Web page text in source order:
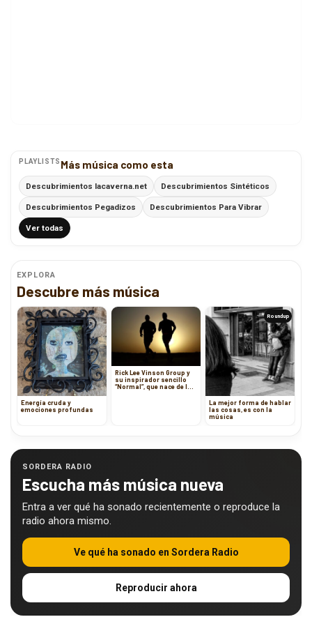
PLAYLISTS Más música como esta
Descubrimientos lacaverna.net Descubrimientos Sintéticos
Descubrimientos Pegadizos Descubrimientos Para Vibrar
Ver todas
EXPLORA
Descubre más música
Energía cruda y
emociones profundas
Rick Lee Vinson Group y
su inspirador sencillo
“Normal”, que nace de la
Roundup
La mejor forma de hablar
las cosas, es con la
música
SORDERA RADIO
Escucha más música nueva
Entra a ver qué ha sonado recientemente o reproduce la
radio ahora mismo.
Ve qué ha sonado en Sordera Radio
Reproducir ahora